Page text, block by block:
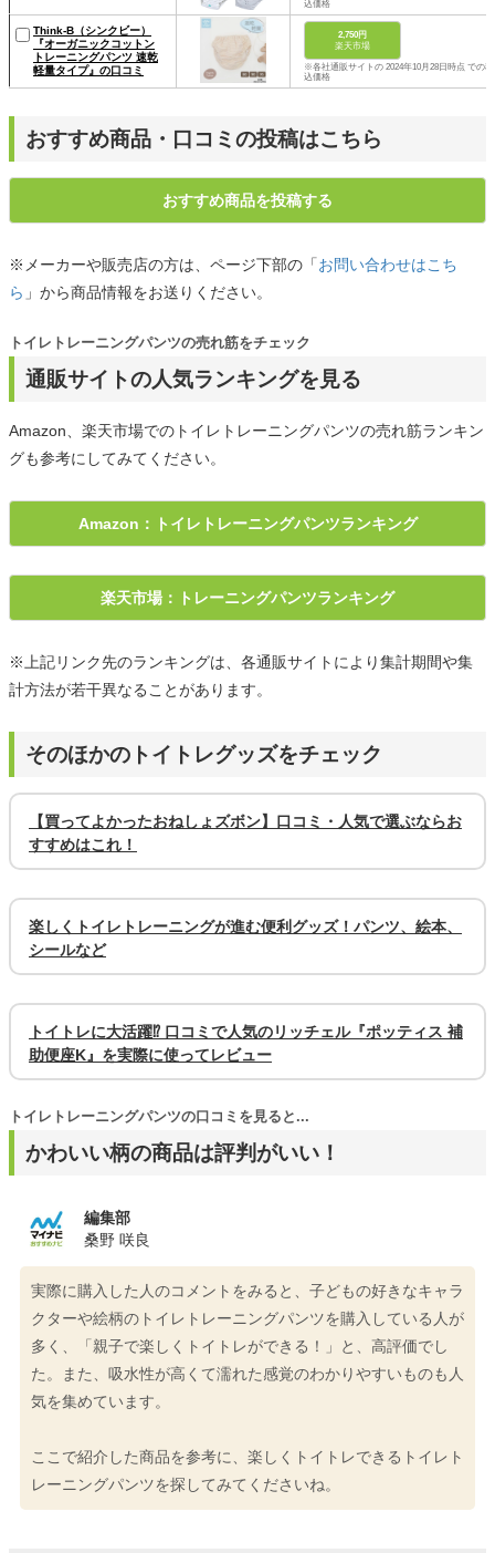
込価格
Think-B（シンクビー）
『オーガニックコットン
トレーニングパンツ 速乾
軽量タイプ』の口コミ
2,750円
楽天市場
※各社通販サイトの 2024年10月28日時点 での税
込価格
おすすめ商品・口コミの投稿はこちら
おすすめ商品を投稿する
※メーカーや販売店の方は、ページ下部の「お問い合わせはこち
ら 」から商品情報をお送りください。
通販サイトの人気ランキングを見る
トイレトレーニングパンツの売れ筋をチェック
Amazon、楽天市場でのトイレトレーニングパンツの売れ筋ランキン
グも参考にしてみてください。
Amazon：トイレトレーニングパンツランキング
楽天市場：トレーニングパンツランキング
※上記リンク先のランキングは、各通販サイトにより集計期間や集
計方法が若干異なることがあります。
そのほかのトイトレグッズをチェック
【買ってよかったおねしょズボン】口コミ・人気で選ぶならお
すすめはこれ！
楽しくトイレトレーニングが進む便利グッズ！パンツ、絵本、
シールなど
トイトレに大活躍⁉ 口コミで人気のリッチェル『ポッティス 補
助便座K』を実際に使ってレビュー
かわいい柄の商品は評判がいい！
トイレトレーニングパンツの口コミを見ると...
編集部
桑野 咲良
実際に購入した人のコメントをみると、子どもの好きなキャラ
クターや絵柄のトイレトレーニングパンツを購入している人が
多く、「親子で楽しくトイトレができる！」と、高評価でし
た。また、吸水性が高くて濡れた感覚のわかりやすいものも人
気を集めています。
ここで紹介した商品を参考に、楽しくトイトレできるトイレト
レーニングパンツを探してみてくださいね。